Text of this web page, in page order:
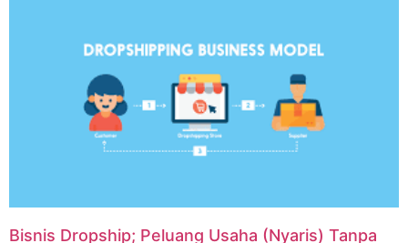
Bisnis Dropship; Peluang Usaha (Nyaris) Tanpa